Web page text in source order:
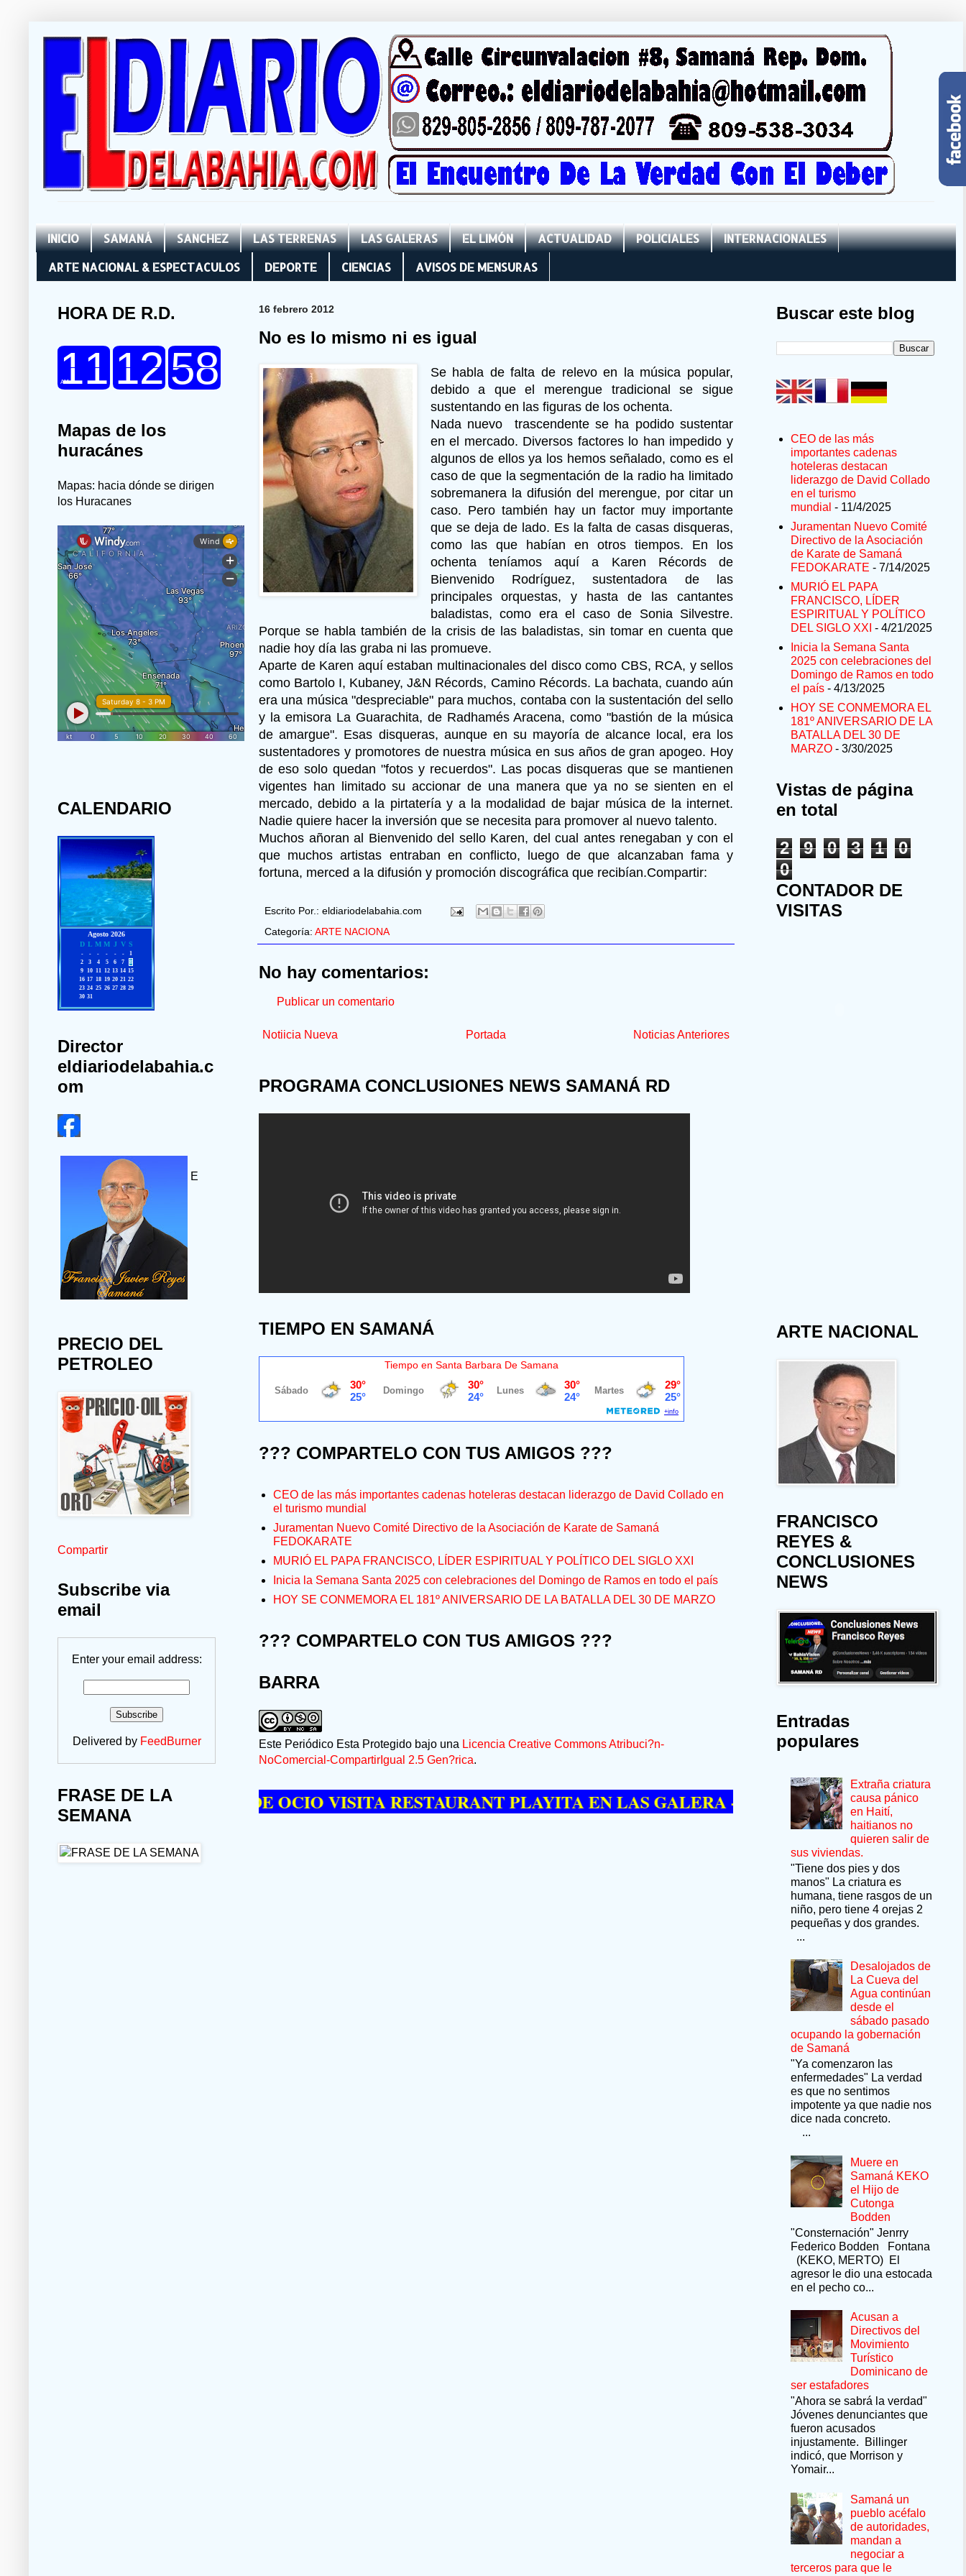
INICIO SAMANÁ SANCHEZ LAS TERRENAS LAS GALERAS EL LIMÓN ACTUALIDAD POLICIALES
INTERNACIONALES
ARTE NACIONAL & ESPECTACULOS
DEPORTE CIENCIAS AVISOS DE MENSURAS
16 febrero 2012
No es lo mismo ni es igual
Se habla de falta de relevo en la música popular,
debido a que el merengue tradicional se sigue
sustentando en las figuras de los ochenta.
Nada nuevo trascendente se ha podido sustentar
en el mercado. Diversos factores lo han impedido y
algunos de ellos ya los hemos señalado, como es el
caso de que la segmentación de la radio ha limitado
sobremanera la difusión del merengue, por citar un
caso. Pero también hay un factor muy importante
que se deja de lado. Es la falta de casas disqueras,
como las que habían en otros tiempos. En los
ochenta teníamos aquí a Karen Récords de
Bienvenido Rodríguez, sustentadora de las
principales orquestas, y hasta de las cantantes
baladistas, como era el caso de Sonia Silvestre.
Porque se habla también de la crisis de las baladistas, sin tomar en cuenta que
nadie hoy día las graba ni las promueve.
Aparte de Karen aquí estaban multinacionales del disco como CBS, RCA, y sellos
como Bartolo I, Kubaney, J&N Récords, Camino Récords. La bachata, cuando aún
era una música "despreciable" para muchos, contaba con la sustentación del sello
y la emisora La Guarachita, de Radhamés Aracena, como "bastión de la música
de amargue". Esas disqueras, aunque en su mayoría de alcance local, era los
sustentadores y promotores de nuestra música en sus años de gran apogeo. Hoy
de eso solo quedan "fotos y recuerdos". Las pocas disqueras que se mantienen
vigentes han limitado su accionar de una manera que ya no se sienten en el
mercado, debido a la pirtatería y a la modalidad de bajar música de la internet.
Nadie quiere hacer la inversión que se necesita para promover al nuevo talento.
Muchos añoran al Bienvenido del sello Karen, del cual antes renegaban y con el
que muchos artistas entraban en conflicto, luego de que alcanzaban fama y
fortuna, merced a la difusión y promoción discográfica que recibían.Compartir:
Escrito Por.: eldiariodelabahia.com
Categoría: ARTE NACIONA
No hay comentarios:
Publicar un comentario
Notiicia Nueva Noticias Anteriores
Portada
PROGRAMA CONCLUSIONES NEWS SAMANÁ RD
TIEMPO EN SAMANÁ
Tiempo en Santa Barbara De Samana
??? COMPARTELO CON TUS AMIGOS ???
CEO de las más importantes cadenas hoteleras destacan liderazgo de David Collado en
el turismo mundial
Juramentan Nuevo Comité Directivo de la Asociación de Karate de Samaná
FEDOKARATE
MURIÓ EL PAPA FRANCISCO, LÍDER ESPIRITUAL Y POLÍTICO DEL SIGLO XXI
Inicia la Semana Santa 2025 con celebraciones del Domingo de Ramos en todo el país
HOY SE CONMEMORA EL 181º ANIVERSARIO DE LA BATALLA DEL 30 DE MARZO
??? COMPARTELO CON TUS AMIGOS ???
BARRA
Este Periódico Esta Protegido bajo una Licencia Creative Commons Atribuci?n-
NoComercial-CompartirIgual 2.5 Gen?rica.
PASAR UN MOMENTO DE OCIO VISITA RESTAURANT PLAYITA EN LAS GALERA --SÍ QUIERE PASAR UN
HORA DE R.D.
Mapas de los
huracánes
Mapas: hacia dónde se dirigen
los Huracanes
CALENDARIO
Director
eldiariodelabahia.c
om
E
PRECIO DEL
PETROLEO
Compartir
Subscribe via
email
Enter your email address:
Delivered by FeedBurner
FRASE DE LA
SEMANA
Buscar este blog
CEO de las más
importantes cadenas
hoteleras destacan
liderazgo de David Collado
en el turismo
mundial - 11/4/2025
Juramentan Nuevo Comité
Directivo de la Asociación
de Karate de Samaná
FEDOKARATE - 7/14/2025
MURIÓ EL PAPA
FRANCISCO, LÍDER
ESPIRITUAL Y POLÍTICO
DEL SIGLO XXI - 4/21/2025
Inicia la Semana Santa
2025 con celebraciones del
Domingo de Ramos en todo
el país - 4/13/2025
HOY SE CONMEMORA EL
181º ANIVERSARIO DE LA
BATALLA DEL 30 DE
MARZO - 3/30/2025
Vistas de página
en total
2
9 0 3 1
0
0
CONTADOR DE
VISITAS
ARTE NACIONAL
FRANCISCO
REYES &
CONCLUSIONES
NEWS
Entradas
populares
Extraña criatura
causa pánico
en Haití,
haitianos no
quieren salir de
sus viviendas.
"Tiene dos pies y dos
manos" La criatura es
humana, tiene rasgos de un
niño, pero tiene 4 orejas 2
pequeñas y dos grandes.
...
Desalojados de
La Cueva del
Agua continúan
desde el
sábado pasado
ocupando la gobernación
de Samaná
"Ya comenzaron las
enfermedades" La verdad
es que no sentimos
impotente ya que nadie nos
dice nada concreto.
...
Muere en
Samaná KEKO
el Hijo de
Cutonga
Bodden
"Consternación" Jenrry
Federico Bodden Fontana
(KEKO, MERTO) El
agresor le dio una estocada
en el pecho co...
Acusan a
Directivos del
Movimiento
Turístico
Dominicano de
ser estafadores
"Ahora se sabrá la verdad"
Jóvenes denunciantes que
fueron acusados
injustamente. Billinger
indicó, que Morrison y
Yomair...
Samaná un
pueblo acéfalo
de autoridades,
mandan a
negociar a
terceros para que le